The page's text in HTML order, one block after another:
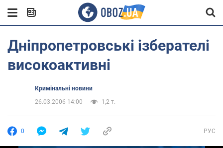
Дніпропетровські ізберателі
високоактивні
Кримінальні новини
26.03.2006 14:00
1,2 т.
0 РУС